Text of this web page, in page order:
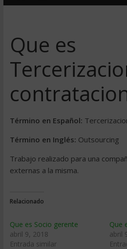
Que es
Término en Español:
Término en Inglés: Outsourcing
Trabajo realizado para una
externas a la misma.
Relacionado
Que es Socio gerente
abril 9, 2018
Entrada similar
Que
abril